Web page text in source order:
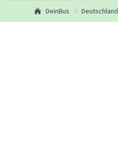
DeinBus Deutschland